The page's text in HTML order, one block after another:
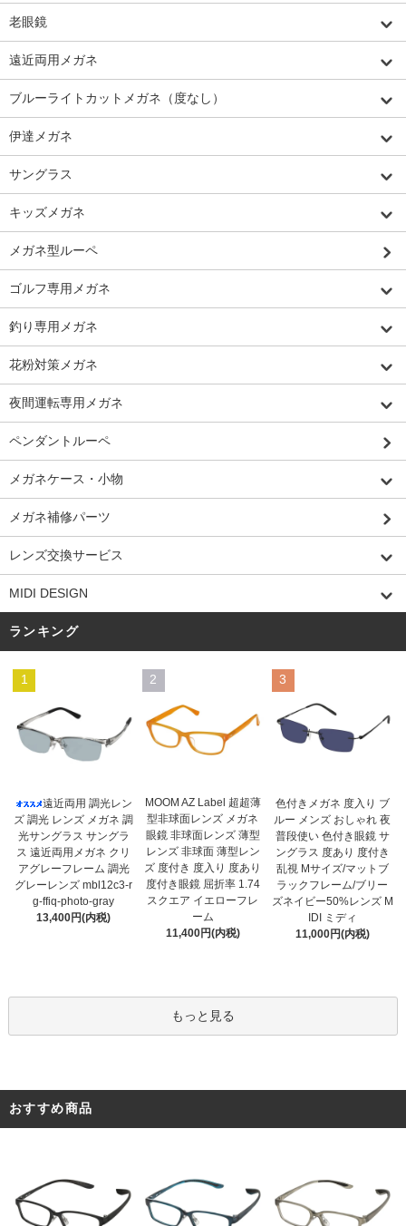
老眼鏡
遠近両用メガネ
ブルーライトカットメガネ（度なし）
伊達メガネ
サングラス
キッズメガネ
メガネ型ルーペ
ゴルフ専用メガネ
釣り専用メガネ
花粉対策メガネ
夜間運転専用メガネ
ペンダントルーペ
メガネケース・小物
メガネ補修パーツ
レンズ交換サービス
MIDI DESIGN
ランキング
1
遠近両用 調光レン
ズ 調光 レンズ メガネ 調
光サングラス サングラ
ス 遠近両用メガネ クリ
アグレーフレーム 調光
グレーレンズ mbl12c3-r
g-ffiq-photo-gray
13,400円(内税)
2
MOOM AZ Label 超超薄
型非球面レンズ メガネ
眼鏡 非球面レンズ 薄型
レンズ 非球面 薄型レン
ズ 度付き 度入り 度あり
度付き眼鏡 屈折率 1.74
スクエア イエローフレ
ーム
11,400円(内税)
3
色付きメガネ 度入り ブ
ルー メンズ おしゃれ 夜
普段使い 色付き眼鏡 サ
ングラス 度あり 度付き
乱視 Mサイズ/マットブ
ラックフレーム/ブリー
ズネイビー50%レンズ M
IDI ミディ
11,000円(内税)
もっと見る
おすすめ商品